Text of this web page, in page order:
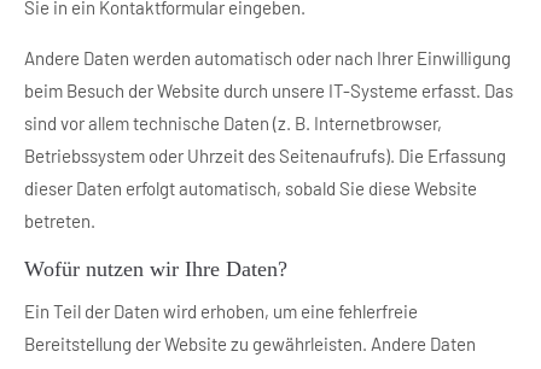
Sie in ein Kontaktformular eingeben.
Andere Daten werden automatisch oder nach Ihrer Einwilligung
beim Besuch der Website durch unsere IT-Systeme erfasst. Das
sind vor allem technische Daten (z. B. Internetbrowser,
Betriebssystem oder Uhrzeit des Seitenaufrufs). Die Erfassung
dieser Daten erfolgt automatisch, sobald Sie diese Website
betreten.
Wofür nutzen wir Ihre Daten?
Ein Teil der Daten wird erhoben, um eine fehlerfreie
Bereitstellung der Website zu gewährleisten. Andere Daten